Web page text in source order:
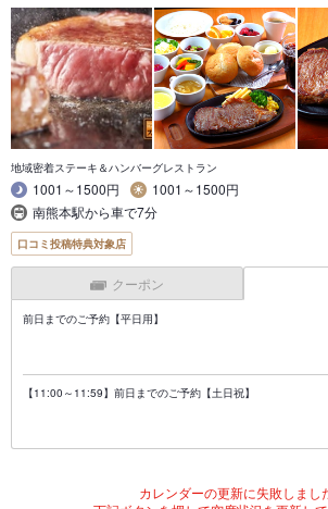
地域密着ステーキ＆ハンバーグレストラン
1001～1500円
1001～1500円
南熊本駅から車で7分
口コミ投稿特典対象店
クーポン
前日までのご予約【平日用】
【11:00～11:59】前日までのご予約【土日祝】
カレンダーの更新に失敗しまし